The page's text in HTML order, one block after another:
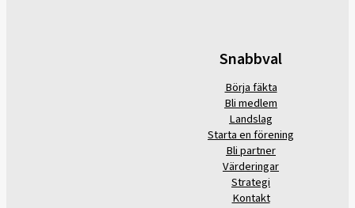
Snabbval
Börja fäkta
Bli medlem
Landslag
Starta en förening
Bli partner
Värderingar
Strategi
Kontakt